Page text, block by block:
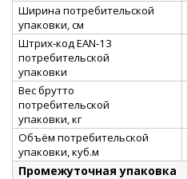
Ширина потребительской
упаковки, см
Штрих-код EAN-13
потребительской
упаковки
Вес брутто
потребительской
упаковки, кг
Объём потребительской
упаковки, куб.м
Промежуточная упаковка